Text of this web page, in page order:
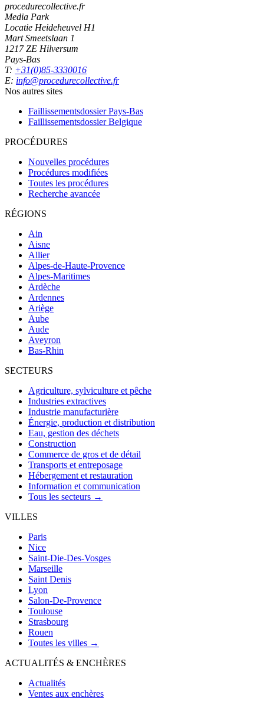
procedurecollective.fr
Media Park
Locatie Heideheuvel H1
Mart Smeetslaan 1
1217 ZE Hilversum
Pays-Bas
T: +31(0)85-3330016
E: info@procedurecollective.fr
Nos autres sites
Faillissementsdossier Pays-Bas
Faillissementsdossier Belgique
PROCÉDURES
Nouvelles procédures
Procédures modifiées
Toutes les procédures
Recherche avancée
RÉGIONS
Ain
Aisne
Allier
Alpes-de-Haute-Provence
Alpes-Maritimes
Ardèche
Ardennes
Ariège
Aube
Aude
Aveyron
Bas-Rhin
SECTEURS
Agriculture, sylviculture et pêche
Industries extractives
Industrie manufacturière
Énergie, production et distribution
Eau, gestion des déchets
Construction
Commerce de gros et de détail
Transports et entreposage
Hébergement et restauration
Information et communication
Tous les secteurs →
VILLES
Paris
Nice
Saint-Die-Des-Vosges
Marseille
Saint Denis
Lyon
Salon-De-Provence
Toulouse
Strasbourg
Rouen
Toutes les villes →
ACTUALITÉS & ENCHÈRES
Actualités
Ventes aux enchères